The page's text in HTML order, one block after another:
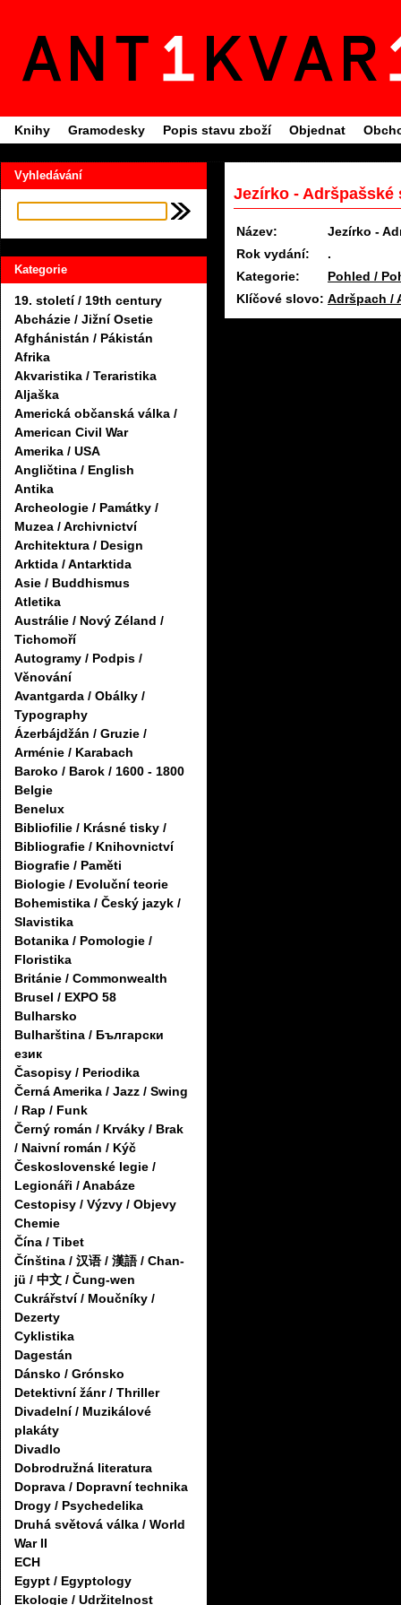
Knihy Gramodesky Popis stavu zboží Objednat
Vyhledávání
Kategorie
19. století / 19th century
Abcházie / Jižní Osetie
Afghánistán / Pákistán
Afrika
Akvaristika / Teraristika
Aljaška
Americká občanská válka /
American Civil War
Amerika / USA
Angličtina / English
Antika
Archeologie / Památky /
Muzea / Archivnictví
Architektura / Design
Arktida / Antarktida
Asie / Buddhismus
Atletika
Austrálie / Nový Zéland /
Tichomoří
Autogramy / Podpis /
Věnování
Avantgarda / Obálky /
Typography
Ázerbájdžán / Gruzie /
Arménie / Karabach
Baroko / Barok / 1600 - 1800
Belgie
Benelux
Bibliofilie / Krásné tisky /
Bibliografie / Knihovnictví
Biografie / Paměti
Biologie / Evoluční teorie
Bohemistika / Český jazyk /
Slavistika
Botanika / Pomologie /
Floristika
Británie / Commonwealth
Brusel / EXPO 58
Bulharsko
Bulharština / Български
език
Časopisy / Periodika
Černá Amerika / Jazz / Swing
/ Rap / Funk
Černý román / Krváky / Brak
/ Naivní román / Kýč
Československé legie /
Legionáři / Anabáze
Cestopisy / Výzvy / Objevy
Chemie
Čína / Tibet
Čínština / 汉语 / 漢語 / Chan-
jü / 中文 / Čung-wen
Cukrářství / Moučníky /
Dezerty
Cyklistika
Dagestán
Dánsko / Grónsko
Detektivní žánr / Thriller
Divadelní / Muzikálové
plakáty
Divadlo
Dobrodružná literatura
Doprava / Dopravní technika
Drogy / Psychedelika
Druhá světová válka / World
War II
ECH
Egypt / Egyptology
Ekologie / Udržitelnost
Jezírko - Adršpašské
Název:
Jezírko -
Rok vydání:
.
Kategorie:
Pohled /
Klíčové slovo: Adršpach /